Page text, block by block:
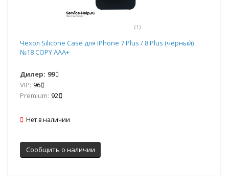
(1)
Чехол Silicone Case для iPhone 7 Plus / 8 Plus (чёрный)
№18 COPY AAA+
Дилер: 99
VIP: 96
Premium: 92
Нет в наличии
Сообщить о наличии